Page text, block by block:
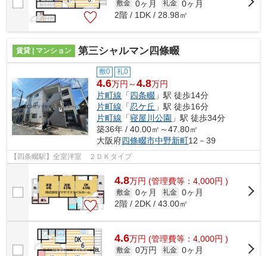
敷金 0ヶ月 礼金 0ヶ月
2階 / 1DK / 28.98㎡
賃貸 | マンション 第三シャルマン四條畷
敷0 礼0
4.6万円～4.8万円
片町線 「四条畷 」駅 徒歩14分
片町線 「忍ケ丘 」駅 徒歩16分
片町線 「寝屋川公園 」駅 徒歩34分
築36年 / 40.00㎡～47.80㎡
大阪府四條畷市中野新町12－39
【四条畷駅】全室洋室 ２ＤＫタイプ
4.8万円 (管理費等：4,000円 )
敷金 0ヶ月 礼金 0ヶ月
2階 / 2DK / 43.00㎡
4.6万円 (管理費等：4,000円 )
敷金 0万円 礼金 0ヶ月